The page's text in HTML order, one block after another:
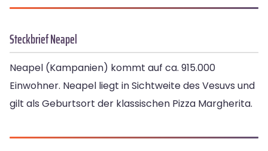
Steckbrief Neapel
Neapel (Kampanien) kommt auf ca. 915.000
Einwohner. Neapel liegt in Sichtweite des Vesuvs und
gilt als Geburtsort der klassischen Pizza Margherita.